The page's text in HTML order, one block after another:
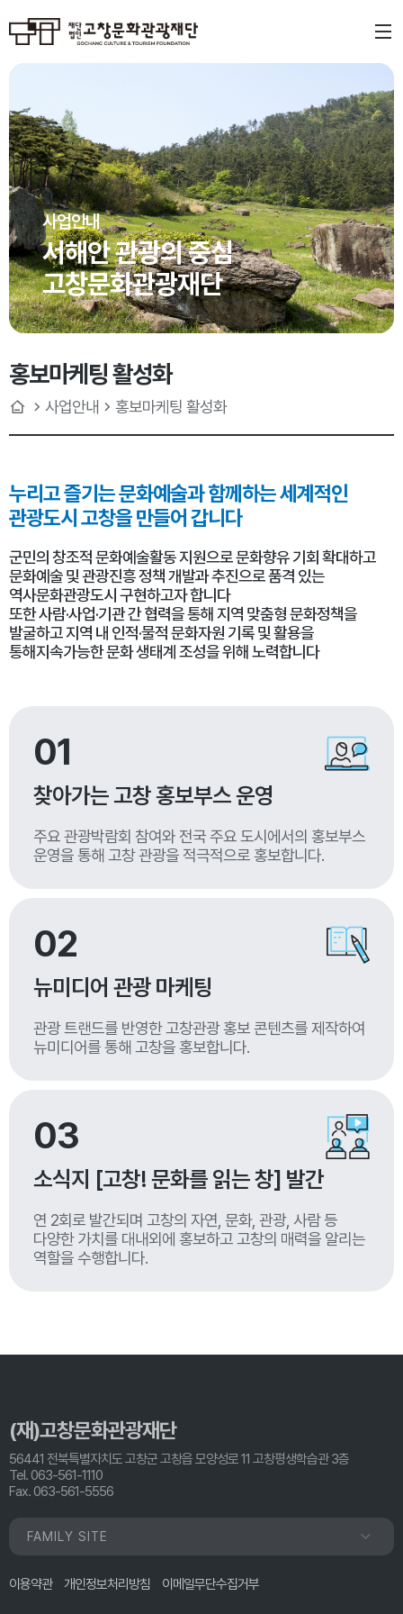
사업안내
서해안 관광의 중심
고창문화관광재단
홍보마케팅 활성화
사업안내 홍보마케팅 활성화
누리고 즐기는 문화예술과함께하는 세계적인
관광도시 고창을 만들어 갑니다
군민의 창조적 문화예술활동 지원으로 문화향유 기회 확대하고
문화예술 및 관광진흥 정책 개발과 추진으로 품격 있는
역사문화관광도시 구현하고자 합니다
또한 사람·사업·기관 간 협력을 통해 지역 맞춤형 문화정책을
발굴하고 지역 내 인적·물적 문화자원 기록 및 활용을
통해지속가능한 문화 생태계 조성을 위해 노력합니다
01
찾아가는 고창 홍보부스 운영
주요 관광박람회 참여와 전국 주요 도시에서의 홍보부스
운영을 통해 고창 관광을 적극적으로 홍보합니다.
02
뉴미디어 관광 마케팅
관광 트랜드를 반영한 고창관광 홍보 콘텐츠를 제작하여
뉴미디어를 통해 고창을 홍보합니다.
03
소식지 [고창! 문화를 읽는 창] 발간
연 2회로 발간되며 고창의 자연, 문화, 관광, 사람 등
다양한 가치를 대내외에 홍보하고 고창의 매력을 알리는
역할을 수행합니다.
(재)고창문화관광재단
56441 전북특별자치도 고창군 고창읍 모양성로 11 고창평생학습관 3층
Tel. 063-561-1110
Fax. 063-561-5556
FAMILY SITE
이용약관 개인정보처리방침 이메일무단수집거부